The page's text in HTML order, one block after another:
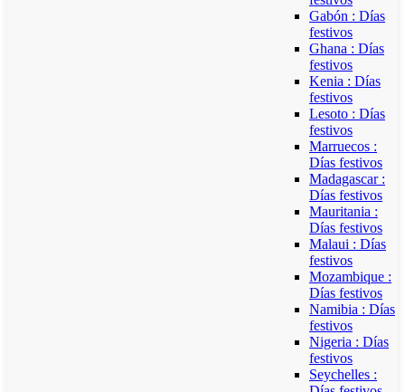
Gabón : Días
festivos
Ghana : Días
festivos
Kenia : Días
festivos
Lesoto : Días
festivos
Marruecos :
Días festivos
Madagascar :
Días festivos
Mauritania :
Días festivos
Malaui : Días
festivos
Mozambique :
Días festivos
Namibia : Días
festivos
Nigeria : Días
festivos
Seychelles :